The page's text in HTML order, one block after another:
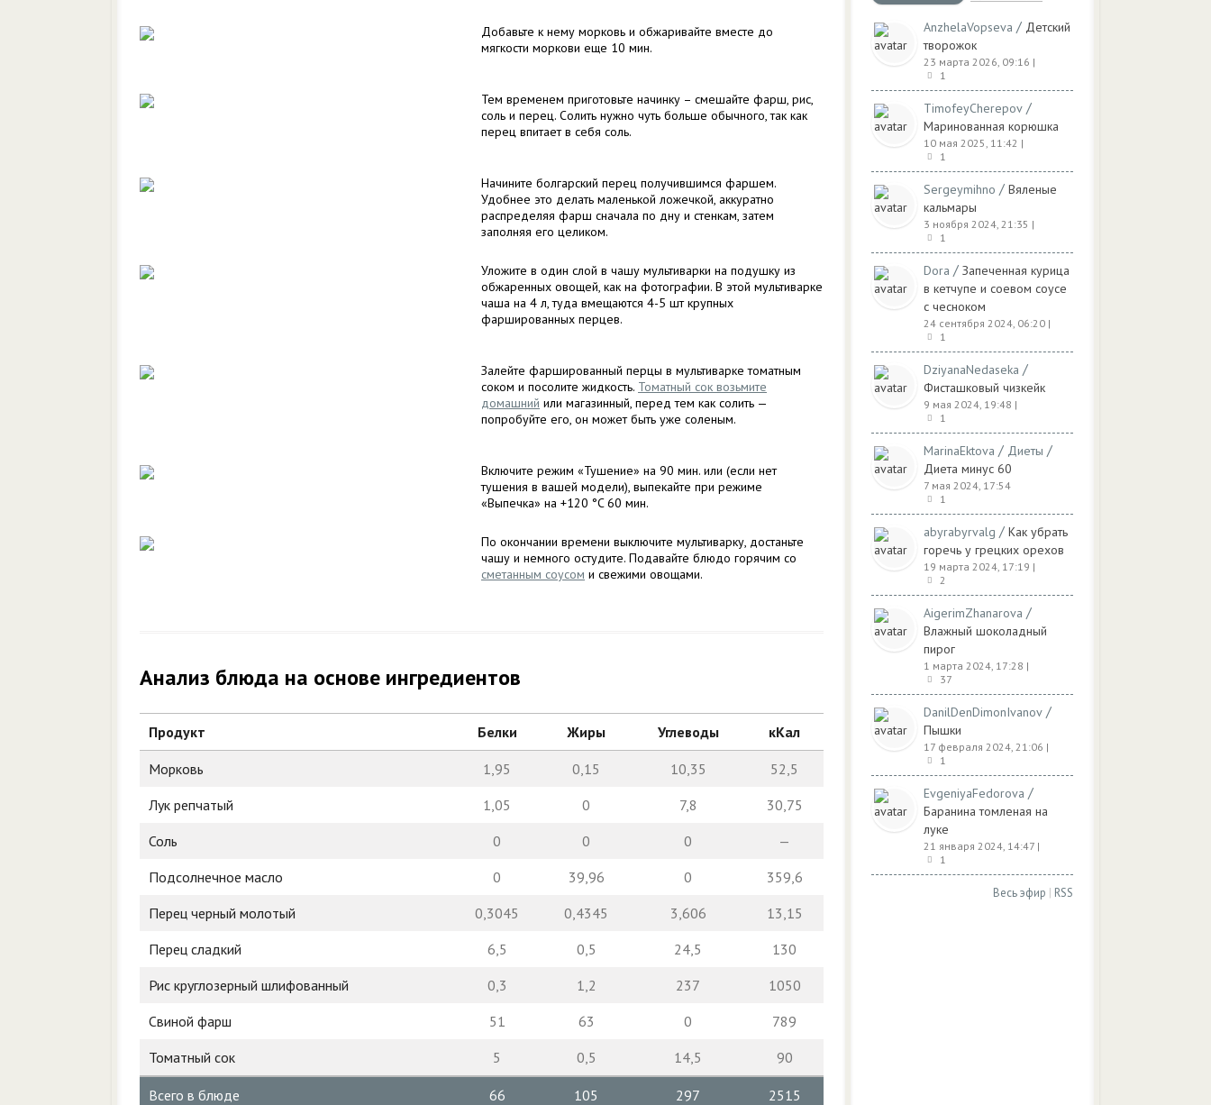
Добавьте к нему морковь и обжаривайте вместе до
мягкости моркови еще 10 мин.
Тем временем приготовьте начинку – смешайте фарш, рис,
соль и перец. Солить нужно чуть больше обычного, так как
перец впитает в себя соль.
Начините болгарский перец получившимся фаршем.
Удобнее это делать маленькой ложечкой, аккуратно
распределяя фарш сначала по дну и стенкам, затем
заполняя его целиком.
Уложите в один слой в чашу мультиварки на подушку из
обжаренных овощей, как на фотографии. В этой мультиварке
чаша на 4 л, туда вмещаются 4-5 шт крупных
фаршированных перцев.
Залейте фаршированный перцы в мультиварке томатным
соком и посолите жидкость. Томатный сок возьмите
домашний или магазинный, перед тем как солить —
попробуйте его, он может быть уже соленым.
Включите режим «Тушение» на 90 мин. или (если нет
тушения в вашей модели), выпекайте при режиме
«Выпечка» на +120 °C 60 мин.
По окончании времени выключите мультиварку, достаньте
чашу и немного остудите. Подавайте блюдо горячим со
сметанным соусом и свежими овощами.
Анализ блюда на основе ингредиентов
Продукт Белки Жиры Углеводы кКал
Морковь 1,95 0,15 10,35
52,5
Лук репчатый
1,05 0 7,8
30,75
Соль
0 0 0
—
Подсолнечное масло
0 39,96 0
359,6
Перец черный молотый
0,3045 0,4345 3,606
13,15
Перец сладкий
6,5 0,5 24,5
130
Рис круглозерный шлифованный
0,3 1,2 237
1050
Свиной фарш
51 63 0
789
Томатный сок
5 0,5 14,5 90
Всего в блюде 66 105 297 2515
AnzhelaVopseva / Детский
творожок
23 марта 2026, 09:16 |
1
TimofeyCherepov /
Маринованная корюшка
10 мая 2025, 11:42 |
1
Sergeymihno / Вяленые
кальмары
3 ноября 2024, 21:35 |
1
Dora / Запеченная курица
в кетчупе и соевом соусе
с чесноком
24 сентября 2024, 06:20 |
1
DziyanaNedaseka /
Фисташковый чизкейк
9 мая 2024, 19:48 |
1
MarinaEktova / Диеты /
Диета минус 60
7 мая 2024, 17:54
1
abyrabyrvalg / Как убрать
горечь у грецких орехов
19 марта 2024, 17:19 |
2
AigerimZhanarova /
Влажный шоколадный
пирог
1 марта 2024, 17:28 |
37
DanilDenDimonIvanov /
Пышки
17 февраля 2024, 21:06 |
1
EvgeniyaFedorova /
Баранина томленая на
луке
21 января 2024, 14:47 |
1
Весь эфир | RSS